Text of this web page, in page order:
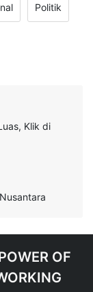
Politik
Klik di
OF